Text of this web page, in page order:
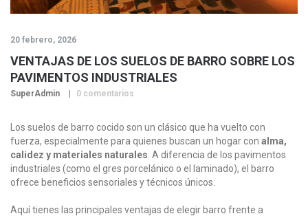
20 febrero, 2026
VENTAJAS DE LOS SUELOS DE BARRO SOBRE LOS
PAVIMENTOS INDUSTRIALES
SuperAdmin 0 comentarios
Los suelos de barro cocido son un clásico que ha vuelto con
fuerza, especialmente para quienes buscan un hogar con alma,
calidez y materiales naturales . A diferencia de los pavimentos
industriales (como el gres porcelánico o el laminado), el barro
ofrece beneficios sensoriales y técnicos únicos.
Aquí tienes las principales ventajas de elegir barro frente a